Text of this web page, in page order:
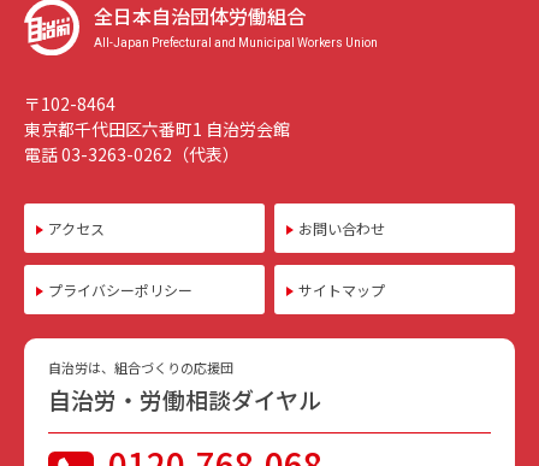
全日本自治団体労働組合
All-Japan Prefectural and Municipal Workers Union
〒102-8464
東京都千代田区六番町1 自治労会館
電話 03-3263-0262（代表）
アクセス お問い合わせ
プライバシーポリシー サイトマップ
自治労は、組合づくりの応援団
自治労・労働相談ダイヤル